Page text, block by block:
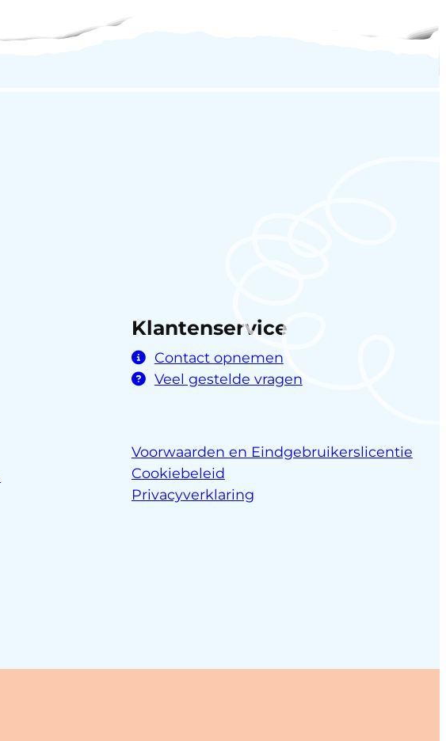
Klantenservice
Contact opnemen
Veel gestelde vragen
Voorwaarden en Eindgebruikerslicentie
Cookiebeleid
Privacyverklaring